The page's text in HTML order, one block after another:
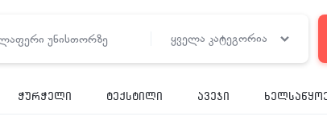
ყველა კატეგორია
ჭურჭელი ტექსტილი ავეჯი